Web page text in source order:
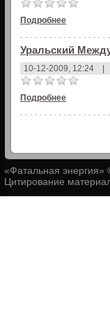
Подробнее
Уральский
10-12-2009, 12:24
Подробнее
«Фатальная энергия»
Цитирование